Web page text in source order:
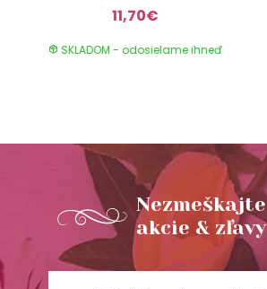
11,70€
SKLADOM - odosielame ihneď
Nezmeškajte
akcie & zľavy